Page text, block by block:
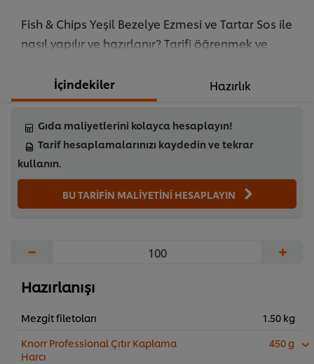
puan,
1
üzerinden
5
5.0.
Fish & Chips Yeşil Bezelye Ezmesi ve Tartar Sos ile
nasıl yapılır ve hazırlanır? Tarifi öğrenmek ve
İçindekiler Hazırlık
Gıda maliyetlerini kolayca hesaplayın!
Tarif hesaplamalarınızı kaydedin ve tekrar
kullanın.
BU TARİFİN MALİYETİNİ HESAPLAYIN
− +
Hazırlanışı
Mezgit filetoları
1.50 kg
Knorr Professional Çıtır Kaplama
Harcı
450 g